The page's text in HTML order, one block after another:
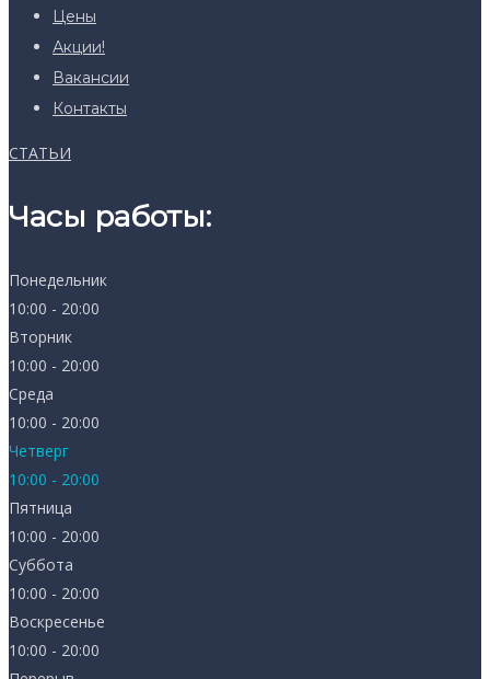
Цены
Акции!
Вакансии
Контакты
СТАТЬИ
Часы работы:
Понедельник
10:00 - 20:00
Вторник
10:00 - 20:00
Среда
10:00 - 20:00
Четверг
10:00 - 20:00
Пятница
10:00 - 20:00
Суббота
10:00 - 20:00
Воскресенье
10:00 - 20:00